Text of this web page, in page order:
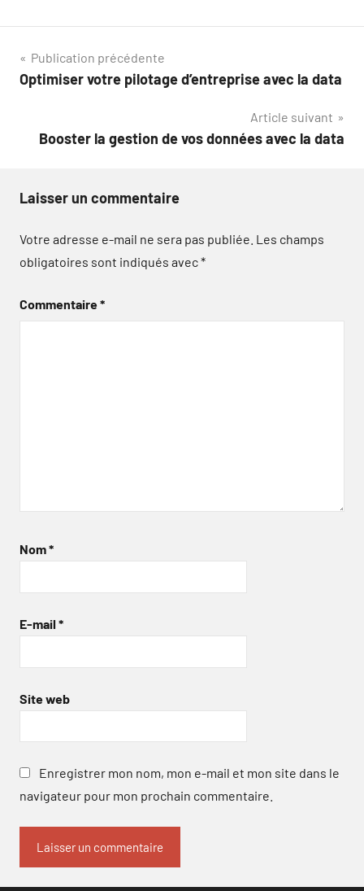
Navigation
de
Publication précédente
Optimiser votre pilotage d’entreprise avec la data
Article suivant
Booster la gestion de vos données avec la data
Laisser un commentaire
Votre adresse e-mail ne sera pas publiée. Les champs
obligatoires sont indiqués avec*
Commentaire*
Nom*
E-mail *
Site web
Enregistrer mon nom, mon e-mail et mon site dans le
navigateur pour mon prochain commentaire.